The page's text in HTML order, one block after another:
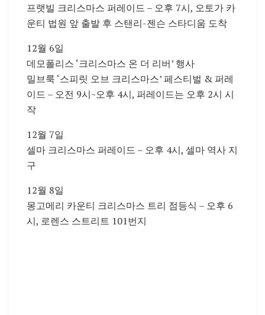
프랫빌 크리스마스 퍼레이드 – 오후 7시, 오토가 카
운티 법원 앞 출발 후 스탠리-젠슨 스타디움 도착
12월 6일
데모폴리스 ‘크리스마스 온 더 리버’ 행사
밀브룩 ‘스피릿 오브 크리스마스’ 페스티벌 & 퍼레
이드 – 오전 9시~오후 4시, 퍼레이드는 오후 2시 시
작
12월 7일
셀마 크리스마스 퍼레이드 – 오후 4시, 셀마 역사 지
구
12월 8일
몽고메리 카운티 크리스마스 트리 점등식 – 오후 6
시, 로렌스 스트리트 101번지